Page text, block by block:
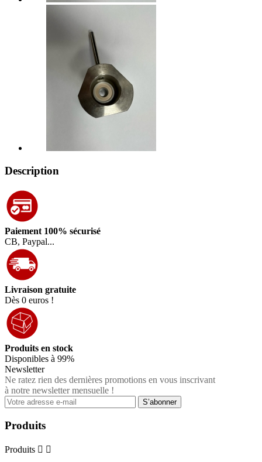
Description
Paiement 100% sécurisé
CB, Paypal...
Livraison gratuite
Dès 0 euros !
Produits en stock
Disponibles à 99%
Newsletter
Ne ratez rien des dernières promotions en vous inscrivant
à notre newsletter mensuelle !
Produits
Produits  